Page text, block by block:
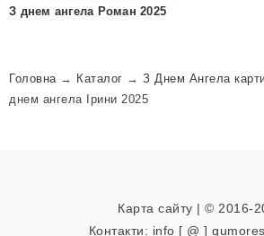
З днем ангела Роман 2025
Головна→ Каталог → З Днем Ангела
днем ангела Ірини 2025
Карта сайту | © 2016-
Контакти: info [ @ ]